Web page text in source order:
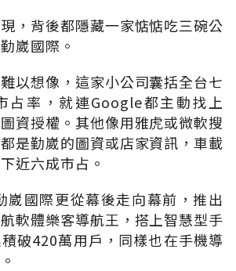
，背後都隱藏一家惦惦吃三碗公
崴國際。
以想像，這家小公司囊括全台七
占率，就連Google都主動找上
資授權。其他像用雅虎或微軟搜
是勤崴的圖資或店家資訊，車載
近六成市占。
崴國際更從幕後走向幕前，推出
軟體樂客導航王，搭上智慧型手
破420萬用戶，同樣也在手機導